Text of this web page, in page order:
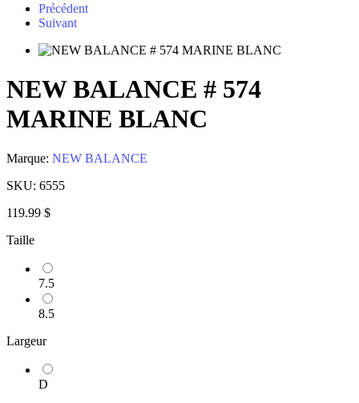
Précédent
Suivant
NEW BALANCE # 574
MARINE BLANC
Marque: NEW BALANCE
SKU: 6555
119.99 $
Taille
7.5
8.5
Largeur
D